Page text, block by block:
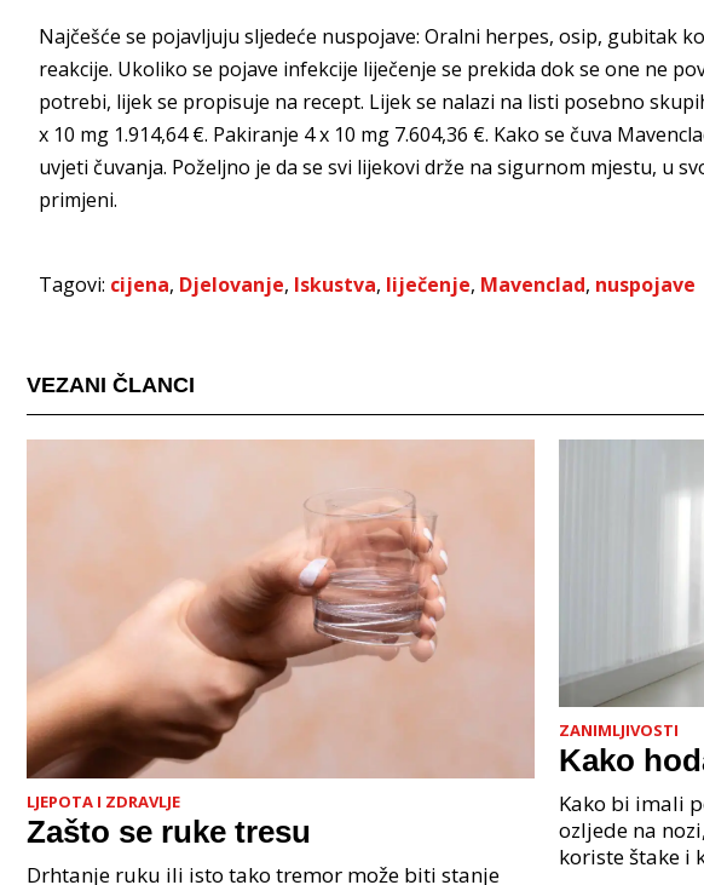
Najčešće se pojavljuju sljedeće nuspojave: Oralni herpes, osip, gubitak
reakcije. Ukoliko se pojave infekcije liječenje se prekida dok se one ne
potrebi, lijek se propisuje na recept. Lijek se nalazi na listi posebno
x 10 mg 1.914,64 €. Pakiranje 4 x 10 mg 7.604,36 €. Kako se čuva
uvjeti čuvanja. Poželjno je da se svi lijekovi drže na sigurnom mjestu, u
primjeni.
Tagovi: cijena, Djelovanje, Iskustva, liječenje, Mavenclad, nuspojave
VEZANI ČLANCI
LJEPOTA I ZDRAVLJE
Zašto se ruke tresu
Drhtanje ruku ili isto tako tremor može biti stanje
ZANIMLJIVOSTI
Kako
Kako bi imali
ozljede na
koriste štake i